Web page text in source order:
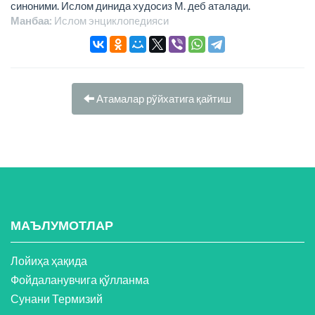
синоними. Ислом динида худосиз М. деб аталади.
Манбаа: Ислом энциклопeдияси
Атамалар рўйхатига қайтиш
МАЪЛУМОТЛАР
Лойиҳа ҳақида
Фойдаланувчига қўлланма
Сунани Термизий